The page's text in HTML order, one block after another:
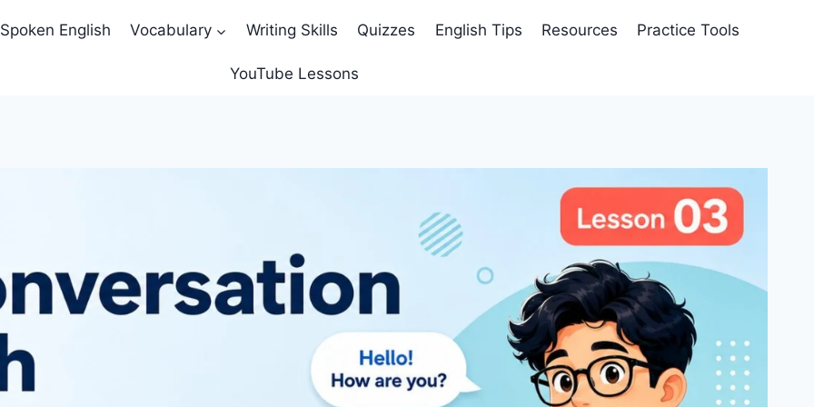
Spoken English Vocabulary Writing Skills Quizzes English Tips Resources Practice Tools
YouTube Lessons